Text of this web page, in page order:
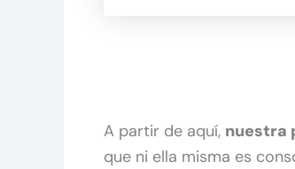
A partir de aquí, nuestra
que ni ella misma es